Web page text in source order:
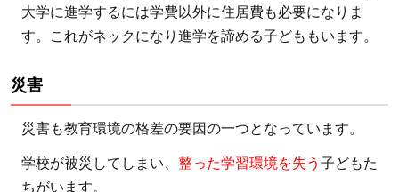
3.8
大人
大切
さを
理解
して
大学に進学するには学費以外に住居費も必要になりま
す。これがネックになり進学を諦める子どももいます。
災害
災害も教育環境の格差の要因の一つとなっています。
学校が被災してしまい、 整った学習環境を失う 子どもた
ちがいます。